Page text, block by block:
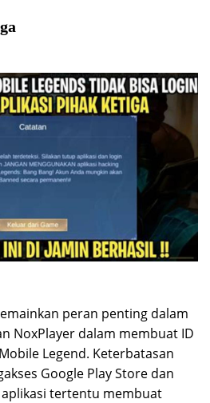
peran penting dalam
NoxPlayer dalam membuat ID
Legend. Keterbatasan
Google Play Store dan
tertentu membuat